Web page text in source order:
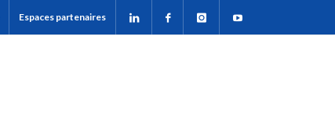
Espaces partenaires